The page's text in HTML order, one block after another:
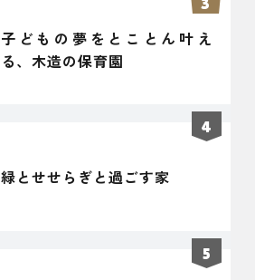
子どもの夢をとことん叶え
る、木造の保育園
緑とせせらぎと過ごす家